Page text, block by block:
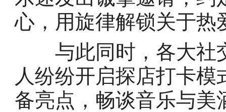
心，用旋律解锁关于热
与此同时，各大社
人纷纷开启探店打卡
备亮点，畅谈音乐与美